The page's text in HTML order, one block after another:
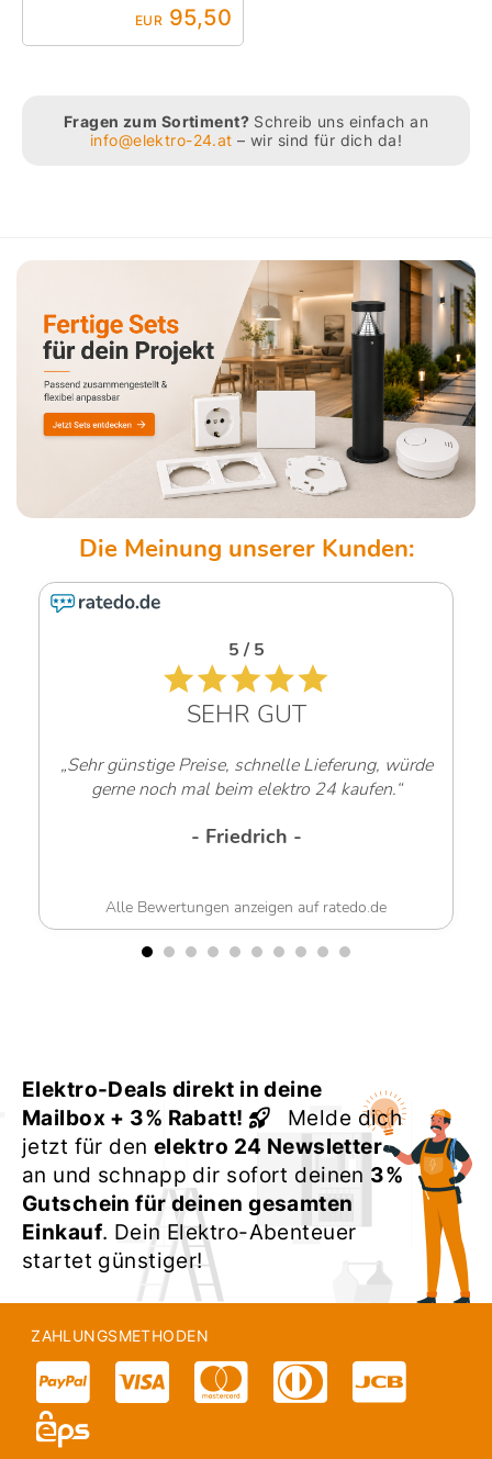
EUR 95,50
Fragen zum Sortiment? Schreib uns einfach an
info@elektro-24.at – wir sind für dich da!
5 / 5
SEHR GUT
„Sehr günstige Preise, schnelle Lieferung, würde
gerne noch mal beim elektro 24 kaufen.“
- Friedrich -
Alle Bewertungen anzeigen auf ratedo.de
Elektro-Deals direkt in deine
Mailbox + 3% Rabatt!
Melde dich
jetzt für denelektro 24 Newsletter
an und schnapp dir sofort deinen 3%
Gutschein für deinen gesamten
Einkauf. Dein Elektro-Abenteuer
startet günstiger!
ZAHLUNGSMETHODEN